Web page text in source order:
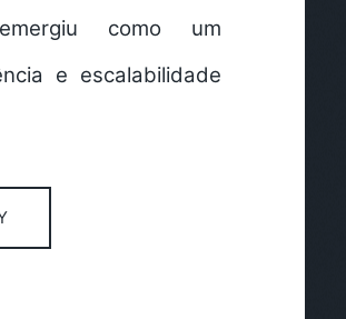
como um
e escalabilidade